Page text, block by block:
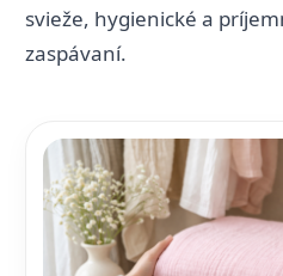
svieže, hygienické a
zaspávaní.